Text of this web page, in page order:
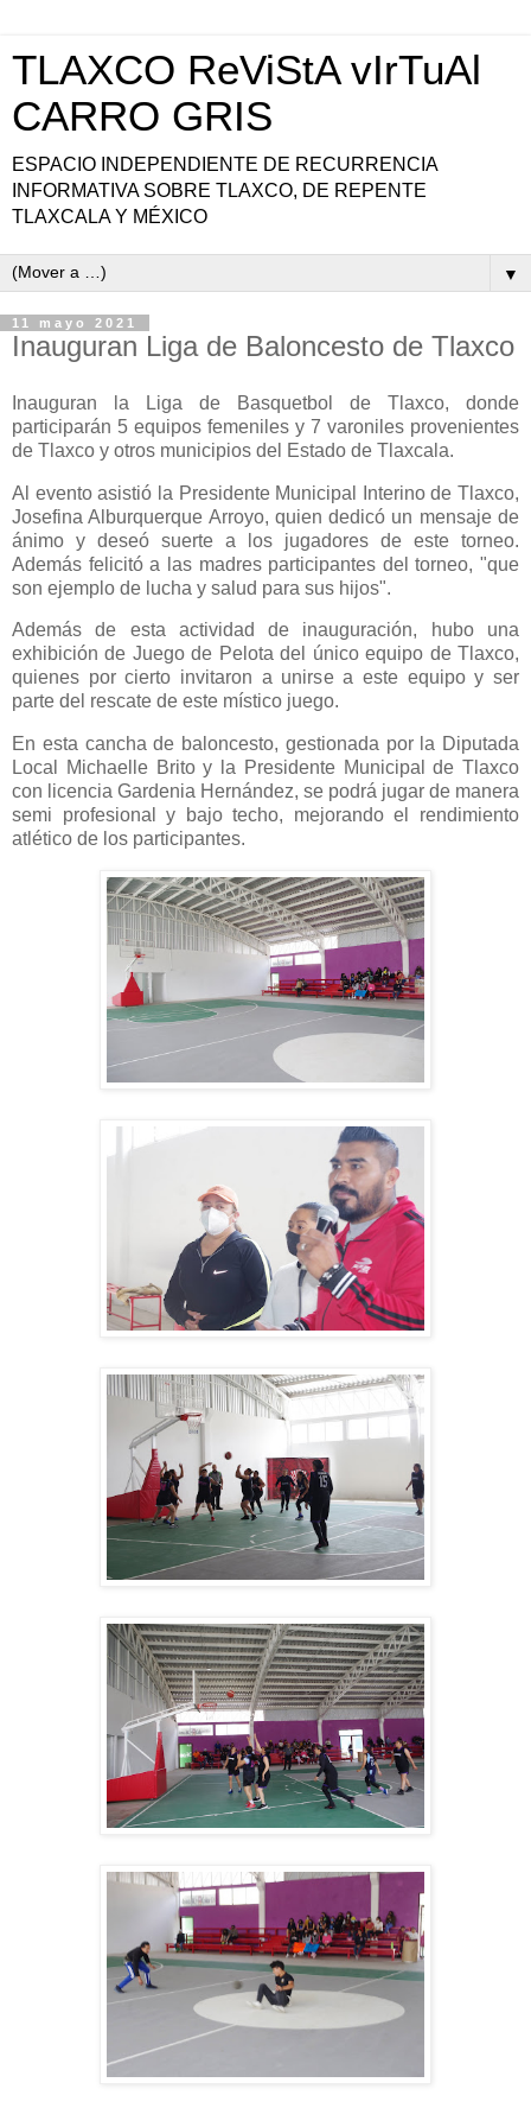
TLAXCO ReViStA vIrTuAl
CARRO GRIS
ESPACIO INDEPENDIENTE DE RECURRENCIA
INFORMATIVA SOBRE TLAXCO, DE REPENTE
TLAXCALA Y MÉXICO
▼
11 mayo 2021
Inauguran Liga de Baloncesto de Tlaxco
Inauguran la Liga de Basquetbol de Tlaxco, donde
participarán 5 equipos femeniles y 7 varoniles provenientes
de Tlaxco y otros municipios del Estado de Tlaxcala.
Al evento asistió la Presidente Municipal Interino de Tlaxco,
Josefina Alburquerque Arroyo, quien dedicó un mensaje de
ánimo y deseó suerte a los jugadores de este torneo.
Además felicitó a las madres participantes del torneo, "que
son ejemplo de lucha y salud para sus hijos".
Además de esta actividad de inauguración, hubo una
exhibición de Juego de Pelota del único equipo de Tlaxco,
quienes por cierto invitaron a unirse a este equipo y ser
parte del rescate de este místico juego.
En esta cancha de baloncesto, gestionada por la Diputada
Local Michaelle Brito y la Presidente Municipal de Tlaxco
con licencia Gardenia Hernández, se podrá jugar de manera
semi profesional y bajo techo, mejorando el rendimiento
atlético de los participantes.